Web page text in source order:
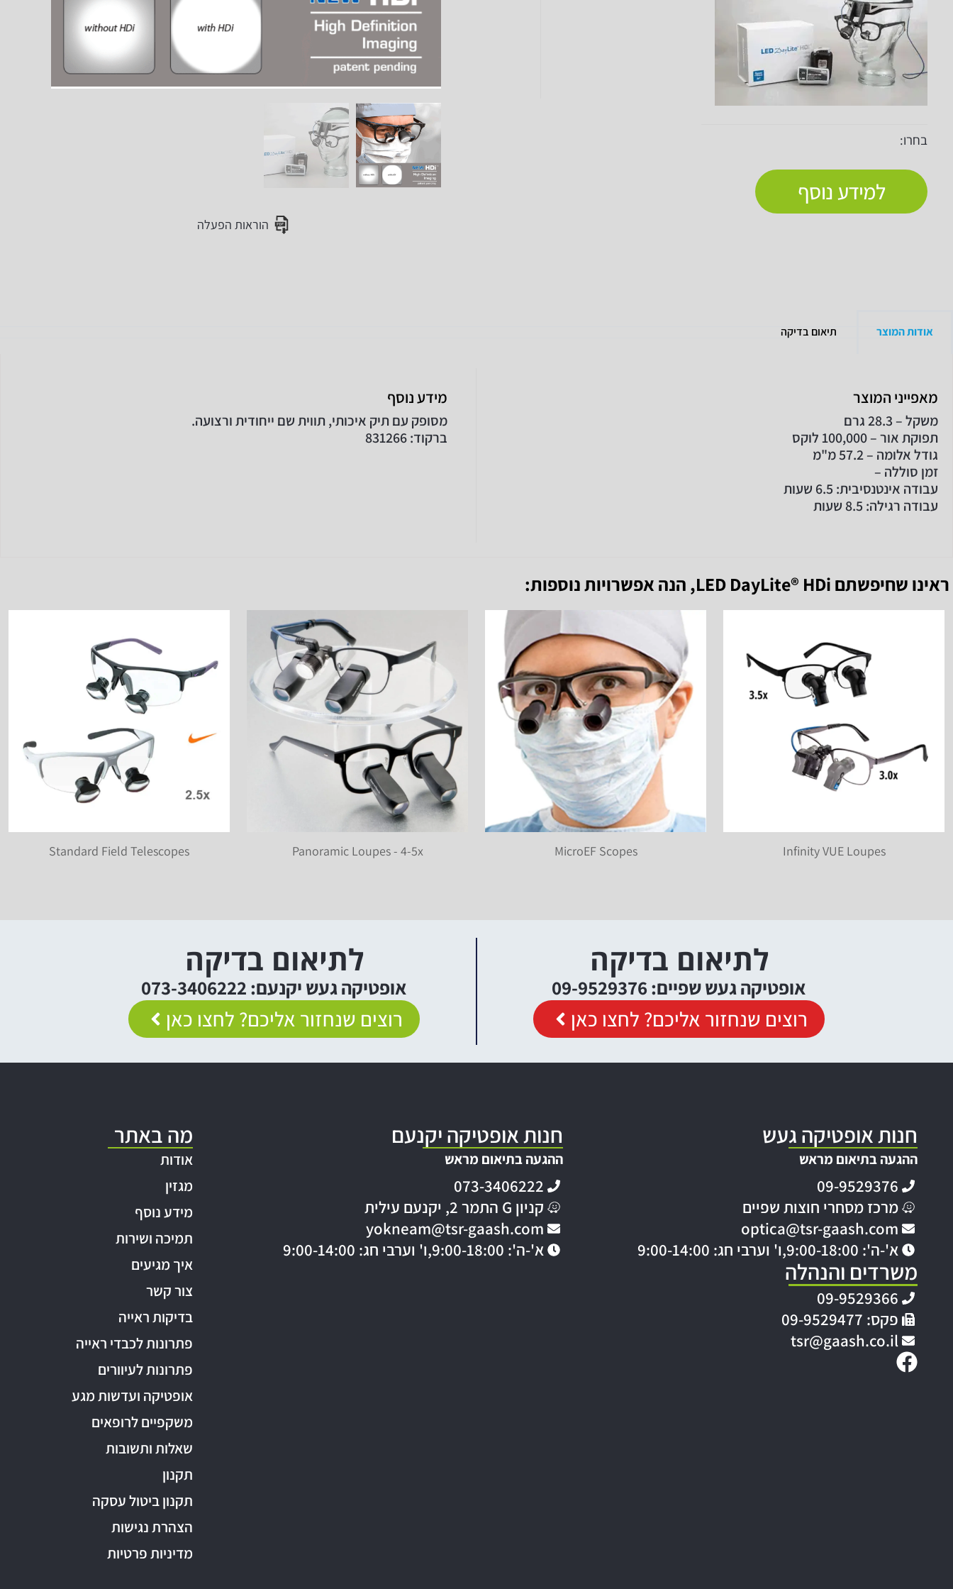
בחרו:
למידע נוסף
הוראות הפעלה
אודות המוצר תיאום בדיקה
מאפייני המוצר
משקל – 28.3 גרם
תפוקת אור – 100,000 לוקס
גודל אלומה – 57.2 מ"מ
זמן סוללה –
עבודה אינטנסיבית: 6.5 שעות
עבודה רגילה: 8.5 שעות
מידע נוסף
מסופק עם תיק איכותי, תווית שם ייחודית ורצועה.
ברקוד: 831266
ראינו שחיפשתם LED DayLite® HDi, הנה אפשרויות נוספות:
Infinity VUE Loupes
MicroEF Scopes
Panoramic Loupes - 4-5x
Standard Field Telescopes
לתיאום בדיקה
אופטיקה געש שפיים: 09-9529376
רוצים שנחזור אליכם? לחצו כאן
לתיאום בדיקה
אופטיקה געש יקנעם: 073-3406222
רוצים שנחזור אליכם? לחצו כאן
חנות אופטיקה געש
ההגעה בתיאום מראש
09-9529376
מרכז מסחרי חוצות שפיים
optica@tsr-gaash.com
א'-ה': 9:00-18:00,
ו' וערבי חג: 9:00-14:00
משרדים והנהלה
09-9529366
פקס: 09-9529477
tsr@gaash.co.il
חנות אופטיקה יקנעם
ההגעה בתיאום מראש
073-3406222
קניון G התמר 2, יקנעם עילית
yokneam@tsr-gaash.com
א'-ה': 9:00-18:00,
ו' וערבי חג: 9:00-14:00
מה באתר
אודות
מגזין
מידע נוסף
תמיכה ושירות
איך מגיעים
צור קשר
בדיקות ראייה
פתרונות לכבדי ראייה
פתרונות לעיוורים
אופטיקה ועדשות מגע
משקפיים לרופאים
שאלות ותשובות
תקנון
תקנון ביטול עסקה
הצהרת נגישות
מדיניות פרטיות